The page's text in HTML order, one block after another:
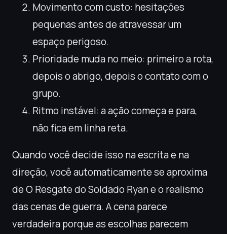
Movimento com custo: hesitações
pequenas antes de atravessar um
espaço perigoso.
Prioridade muda no meio: primeiro a rota,
depois o abrigo, depois o contato com o
grupo.
Ritmo instável: a ação começa e para,
não fica em linha reta.
Quando você decide isso na escrita e na
direção, você automaticamente se aproxima
de O Resgate do Soldado Ryan e o realismo
das cenas de guerra. A cena parece
verdadeira porque as escolhas parecem